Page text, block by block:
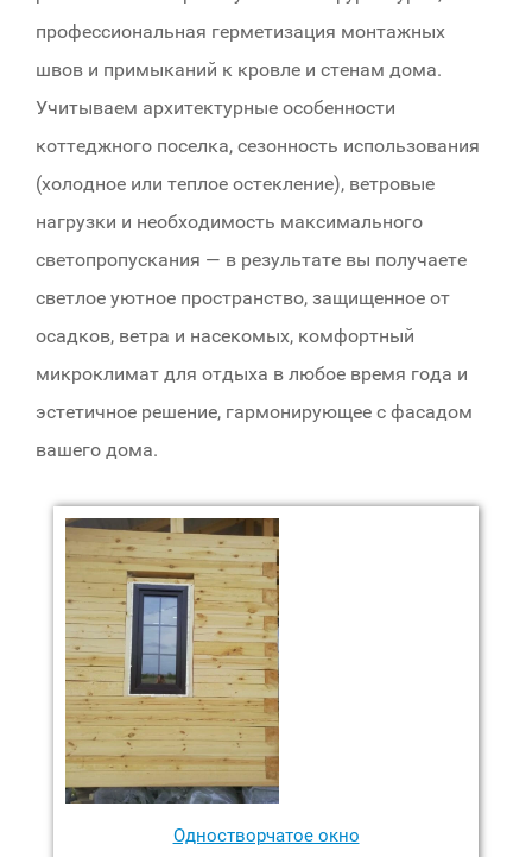
профессиональная герметизация монтажных
швов и примыканий к кровле и стенам дома.
Учитываем архитектурные особенности
коттеджного поселка, сезонность использования
(холодное или теплое остекление), ветровые
нагрузки и необходимость максимального
светопропускания — в результате вы получаете
светлое уютное пространство, защищенное от
осадков, ветра и насекомых, комфортный
микроклимат для отдыха в любое время года и
эстетичное решение, гармонирующее с фасадом
вашего дома.
Одностворчатое окно